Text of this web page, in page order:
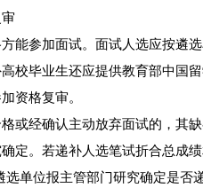
能参加面试。面试人选应按遴
高校毕业生还应提供教育部中国
资格复审。
或经确认主动放弃面试的，其
定。若递补人选笔试折合总成
选单位报主管部门研究确定是否